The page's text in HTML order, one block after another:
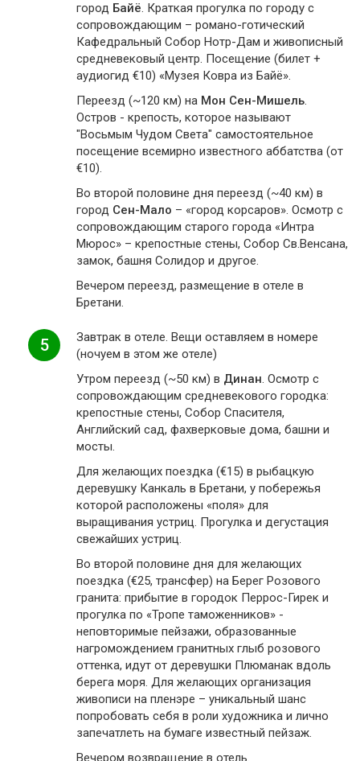
город Байё. Краткая прогулка по городу с
сопровождающим – романо-готический
Кафедральный Собор Нотр-Дам и живописный
средневековый центр. Посещение (билет +
аудиогид €10) «Музея Ковра из Байё».
Переезд (~120 км) на Мон Сен-Мишель.
Остров - крепость, которое называют
"Восьмым Чудом Света" самостоятельное
посещение всемирно известного аббатства (от
€10).
Во второй половине дня переезд (~40 км) в
город Сен-Мало – «город корсаров». Осмотр с
сопровождающим старого города «Интра
Мюрос» – крепостные стены, Собор Св.Венсана,
замок, башня Солидор и другое.
Вечером переезд, размещение в отеле в
Бретани.
5
Завтрак в отеле. Вещи оставляем в номере
(ночуем в этом же отеле)
Утром переезд (~50 км) в Динан. Осмотр с
сопровождающим средневекового городка:
крепостные стены, Собор Спасителя,
Английский сад, фахверковые дома, башни и
мосты.
Для желающих поездка (€15) в рыбацкую
деревушку Канкаль в Бретани, у побережья
которой расположены «поля» для
выращивания устриц. Прогулка и дегустация
свежайших устриц.
Во второй половине дня для желающих
поездка (€25, трансфер) на Берег Розового
гранита: прибытие в городок Перрос-Гирек и
прогулка по «Тропе таможенников» -
неповторимые пейзажи, образованные
нагромождением гранитных глыб розового
оттенка, идут от деревушки Плюманак вдоль
берега моря. Для желающих организация
живописи на пленэре – уникальный шанс
попробовать себя в роли художника и лично
запечатлеть на бумаге известный пейзаж.
Вечером возвращение в отель.